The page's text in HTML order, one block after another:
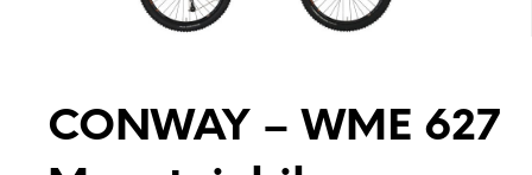
CONWAY – WME 627